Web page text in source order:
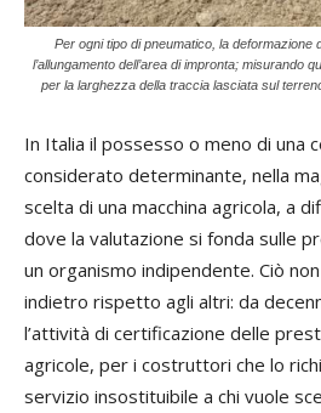
Per ogni tipo di pneumatico, la deformazione
l’allungamento dell’area di impronta; misurando
per la larghezza della traccia lasciata sul
In Italia il possesso o meno di una
considerato determinante, nella
scelta di una macchina agricola, a
dove la valutazione si fonda sulle
un organismo indipendente. Ciò
indietro rispetto agli altri: da
l’attività di certificazione delle
agricole, per i costruttori che lo
servizio insostituibile a chi vuole